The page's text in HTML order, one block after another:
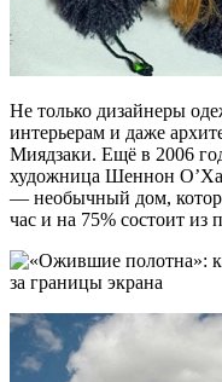
Не только дизайнеры
интерьерам и даже
Миядзаки. Ещё в 2006
художница Шеннон
— необычный дом,
час и на 75% состоит из